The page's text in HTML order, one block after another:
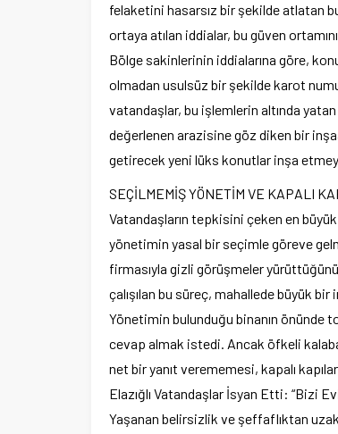
felaketini hasarsız bir şekilde atlatan
ortaya atılan iddialar, bu güven
Bölge sakinlerinin iddialarına göre,
olmadan usulsüz bir şekilde karot
vatandaşlar, bu işlemlerin altında
değerlenen arazisine göz diken bir
getirecek yeni lüks konutlar inşa
SEÇİLMEMİŞ YÖNETİM VE KAPALI
Vatandaşların tepkisini çeken en
yönetimin yasal bir seçimle göreve
firmasıyla gizli görüşmeler yürüttüğünü
çalışılan bu süreç, mahallede büyük bir
Yönetimin bulunduğu binanın önünde
cevap almak istedi. Ancak öfkeli
net bir yanıt verememesi, kapalı
Elazığlı Vatandaşlar İsyan Etti: “Bizi
Yaşanan belirsizlik ve şeffaflıktan